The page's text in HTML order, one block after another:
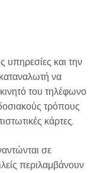
υπηρεσίες και την
να
του τηλέφωνο
τρόπους
κάρτες.
σε
περιλαμβάνουν